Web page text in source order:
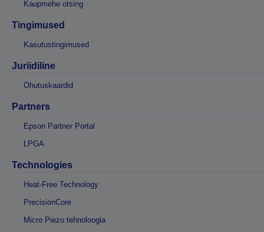
Kaupmehe otsing
Tingimused
Kasutustingimused
Juriidiline
Ohutuskaardid
Partners
Epson Partner Portal
LPGA
Technologies
Heat-Free Technology
PrecisionCore
Micro Piezo tehnoloogia